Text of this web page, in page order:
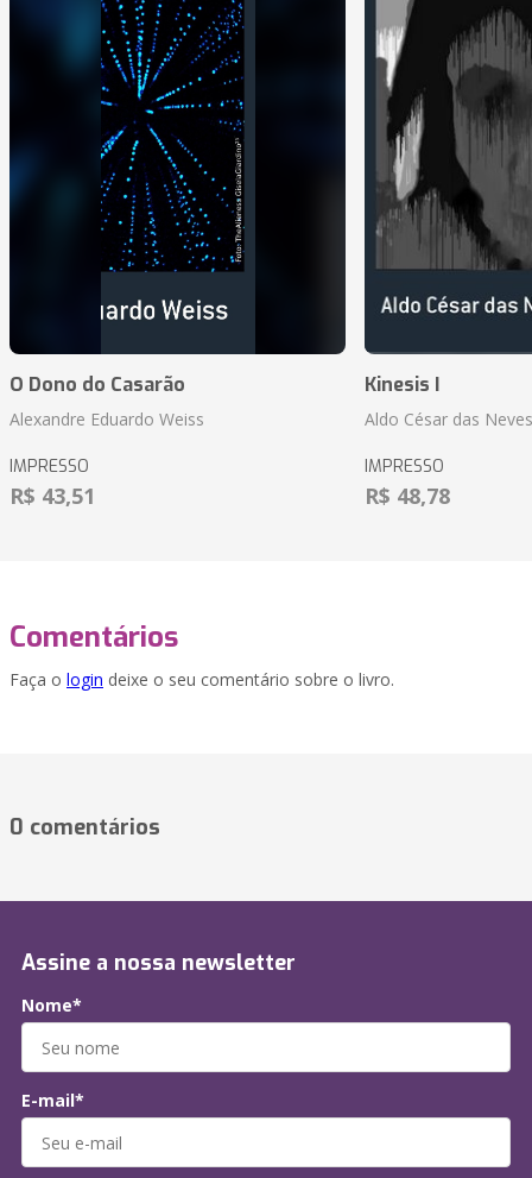
O Dono do Casarão
Alexandre Eduardo Weiss
IMPRESSO
R$ 43,51
Kinesis I
Aldo César das
IMPRESSO
R$ 48,78
Comentários
Faça o login deixe o seu comentário sobre o livro.
0 comentários
Assine a nossa newsletter
Nome*
E-mail*